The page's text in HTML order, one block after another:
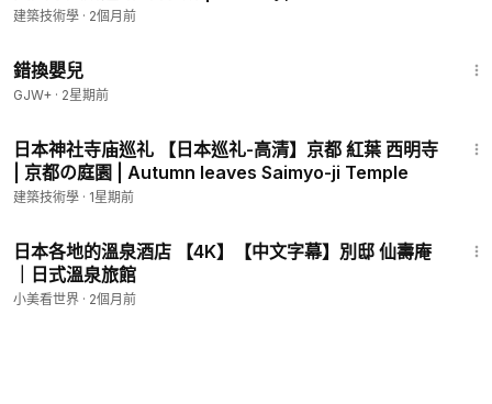
Pilgrimage No.7
建築技術學 · 2個月前
錯換嬰兒
GJW+ · 2星期前
日本神社寺庙巡礼 【日本巡礼-高清】京都 紅葉 西明寺
| 京都の庭園 | Autumn leaves Saimyo-ji Temple
建築技術學 · 1星期前
日本各地的溫泉酒店 【4K】【中文字幕】別邸 仙壽庵
｜日式溫泉旅館
小美看世界 · 2個月前